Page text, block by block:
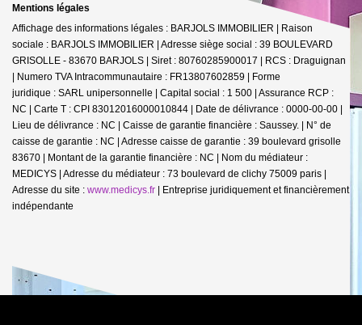
Mentions légales
Affichage des informations légales : BARJOLS IMMOBILIER | Raison
sociale : BARJOLS IMMOBILIER | Adresse siège social : 39 BOULEVARD
GRISOLLE - 83670 BARJOLS | Siret : 80760285900017 | RCS : Draguignan
| Numero TVA Intracommunautaire : FR13807602859 | Forme
juridique : SARL unipersonnelle | Capital social : 1 500 | Assurance RCP :
NC | Carte T : CPI 83012016000010844 | Date de délivrance : 0000-00-00 |
Lieu de délivrance : NC | Caisse de garantie financière : Saussey. | N° de
caisse de garantie : NC | Adresse caisse de garantie : 39 boulevard grisolle
83670 | Montant de la garantie financière : NC | Nom du médiateur :
MEDICYS | Adresse du médiateur : 73 boulevard de clichy 75009 paris |
Adresse du site : www.medicys.fr | Entreprise juridiquement et financièrement
indépendante